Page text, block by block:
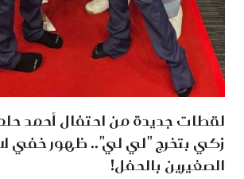
لقطات جديدة من احتفال أحمد
زكي بتخرج "لي لي".. ظهور خفي
الصغيرين بالحفل!